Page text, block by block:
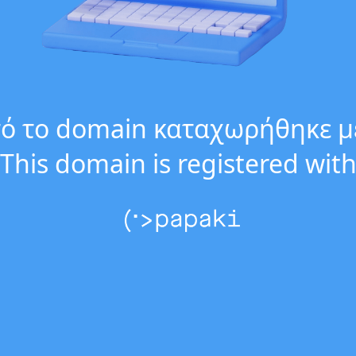
το domain καταχωρήθηκε
This domain is registered with